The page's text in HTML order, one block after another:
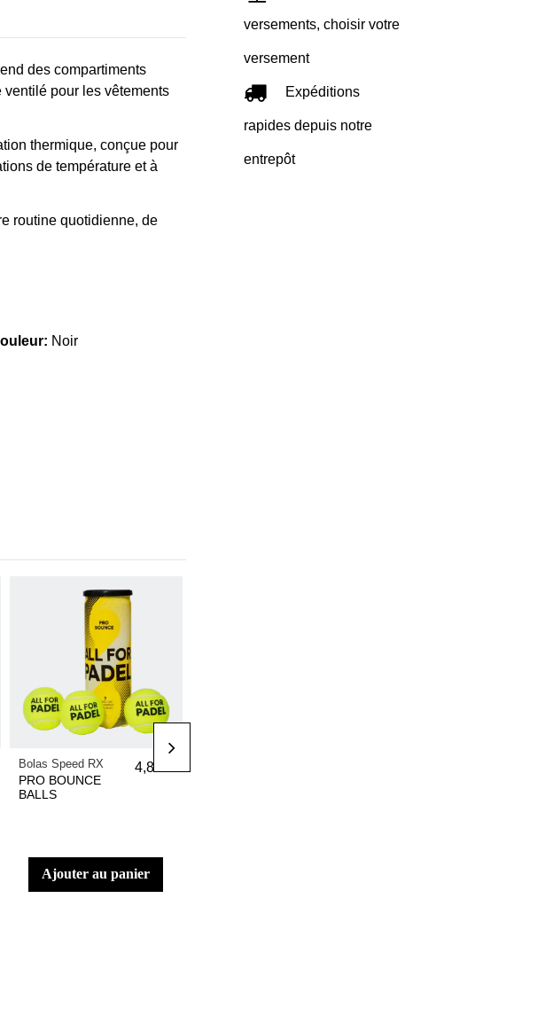
des compartiments
pour les vêtements
thermique, conçue pour
de température et à
routine quotidienne, de
Noir
Bolas Speed RX
PRO BOUNCE
BALLS
4,84 €
ajouter au panier
versements, choisir votre
versement
Expéditions
rapides depuis notre
entrepôt